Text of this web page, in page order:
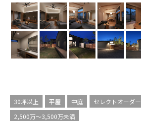
30坪以上 平屋 中庭 セレクトオーダー
2,500万〜3,500万未満